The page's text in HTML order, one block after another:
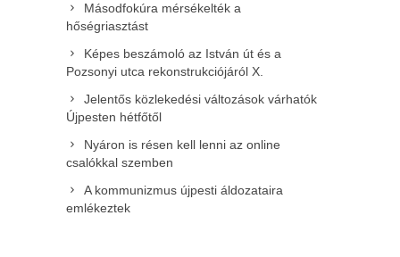
Másodfokúra mérsékelték a
hőségriasztást
Képes beszámoló az István út és a
Pozsonyi utca rekonstrukciójáról X.
Jelentős közlekedési változások várhatók
Újpesten hétfőtől
Nyáron is résen kell lenni az online
csalókkal szemben
A kommunizmus újpesti áldozataira
emlékeztek